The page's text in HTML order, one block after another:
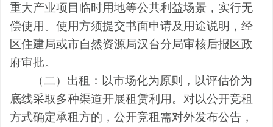
重大产业项目临时用地等公共利益场景，实行无
偿使用。使用方须提交书面申请及用途说明，经
区住建局或市自然资源局汉台分局审核后报区政
府审批。
（二）出租： 以市场化为原则， 以评估价为
底线采取多种渠道开展租赁利用。对以公开竞租
方式确定承租方的， 公开竞租需对外发布公告，